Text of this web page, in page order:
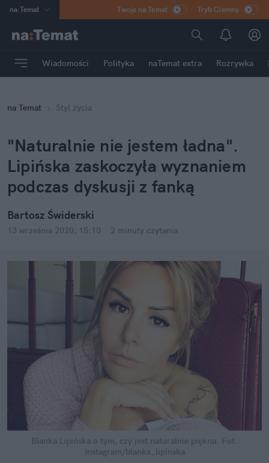
na:Temat
Poland
mama
Rozrywka
Twoje na:Temat Tryb Ciemny
Wiadomości Polityka naTemat extra Rozrywka
na:Temat Styl życia
"Naturalnie nie jestem ładna".
Lipińska zaskoczyła wyznaniem
podczas dyskusji z fanką
Bartosz Świderski
13 września 2020, 15:10 2 minuty czytania
Blanka Lipińska o tym, czy jest naturalnie piękna. Fot.
Instagram/blanka_lipinska